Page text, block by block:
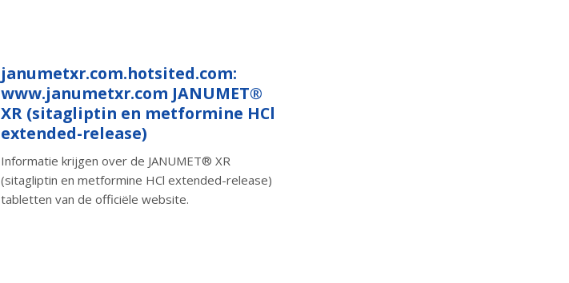
janumetxr.com.hotsited.com:
www.janumetxr.com JANUMET®
XR (sitagliptin en metformine HCl
extended-release)
Informatie krijgen over de JANUMET® XR
(sitagliptin en metformine HCl extended-release)
tabletten van de officiële website.